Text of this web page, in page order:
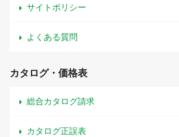
サイトポリシー
よくある質問
カタログ・価格表
総合カタログ請求
カタログ正誤表